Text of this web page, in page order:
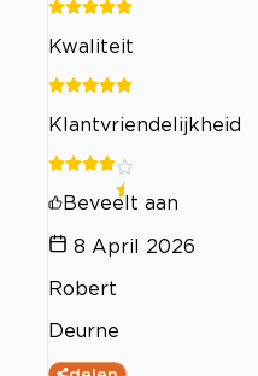
Kwaliteit
Klantvriendelijkheid
Beveelt aan
8 April 2026
Robert
Deurne